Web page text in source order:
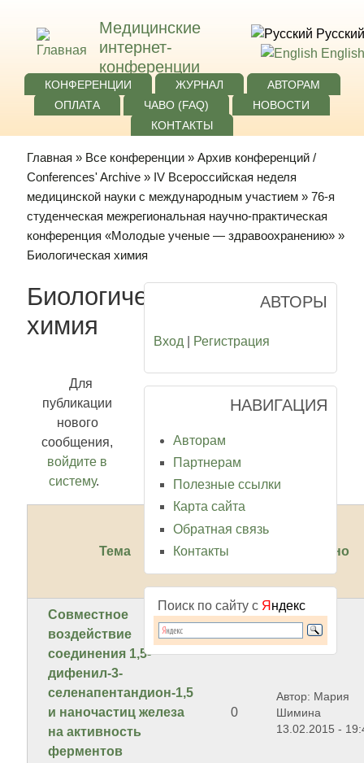
Медицинские
интернет-
конференции
Русский
English
КОНФЕРЕНЦИИ ЖУРНАЛ
АВТОРАМ
ОПЛАТА
ЧАВО (FAQ)
НОВОСТИ
КОНТАКТЫ
Главная » Все конференции »Архив конференций /
Conferences' Archive » IV Всероссийская неделя
медицинской науки с международным участием »76-я
студенческая межрегиональная научно-практическая
конференция «Молодые ученые — здравоохранению» »
Биологическая химия
Биологическая
химия
Для
публикации
нового
сообщения,
войдите в
систему.
Тема Ответов Создано
Совместное
воздействие
соединения 1,5-
дифенил-3-
селенапентандион-1,5
и наночастиц железа
на активность
ферментов
0
Автор: Мария
Шимина
13.02.2015 -
АВТОРЫ
Вход Регистрация
НАВИГАЦИЯ
Авторам
Партнерам
Полезные ссылки
Карта сайта
Обратная связь
Контакты
Поиск по сайту с Я ндекс